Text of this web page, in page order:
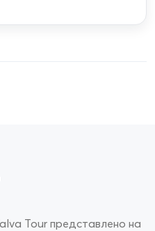
Tour представлено на